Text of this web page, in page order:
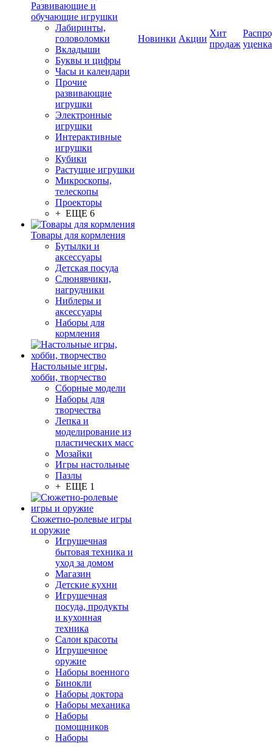
Развивающие и
обучающие игрушки
Лабиринты,
головоломки
Вкладыши
Буквы и цифры
Часы и календари
Прочие
развивающие
игрушки
Электронные
игрушки
Интерактивные
игрушки
Кубики
Растущие игрушки
Микроскопы,
телескопы
Проекторы
+ ЕЩЕ 6
Товары для кормления
Бутылки и
аксессуары
Детская посуда
Слюнявчики,
нагрудники
Ниблеры и
аксессуары
Наборы для
кормления
Настольные игры,
хобби, творчество
Сборные модели
Наборы для
творчества
Лепка и
моделирование из
пластических масс
Мозайки
Игры настольные
Пазлы
+ ЕЩЕ 1
Сюжетно-ролевые игры
и оружие
Игрушечная
бытовая техника и
уход за домом
Магазин
Детские кухни
Игрушечная
посуда, продукты
и кухонная
техника
Салон красоты
Игрушечное
оружие
Наборы военного
Бинокли
Наборы доктора
Наборы механика
Наборы
помощников
Наборы
Новинки Акции
Хит
продаж уценка